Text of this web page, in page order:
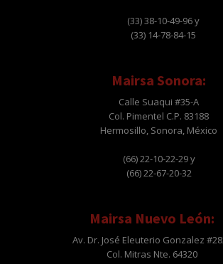
(33) 38-10-49-96 y
(33) 14-78-84-15
Mairsa Sonora:
Calle Suaqui #35-A
Col. Pimentel C.P. 83188
Hermosillo, Sonora, México
(66) 22-10-22-29 y
(66) 22-67-20-32
Mairsa Nuevo León:
Av. Dr. José Eleuterio Gonzalez
Col. Mitras Nte. 64320